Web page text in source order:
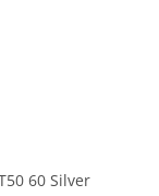
60 Silver